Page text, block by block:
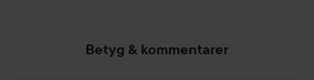
Betyg & kommentarer